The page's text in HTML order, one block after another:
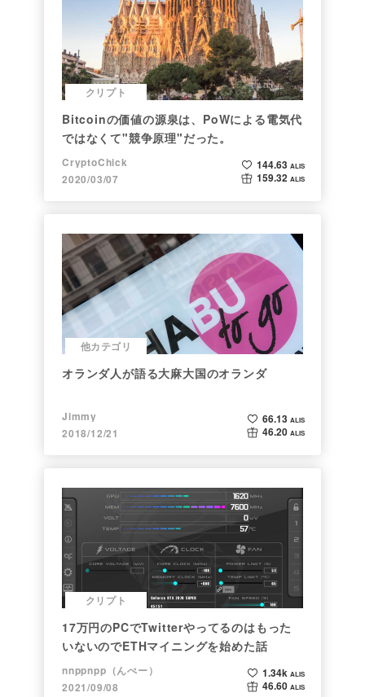
クリプト
Bitcoinの価値の源泉は、PoWによる電気代
ではなくて"競争原理"だった。
CryptoChick
2020/03/07
144.63 ALIS
159.32 ALIS
他カテゴリ
オランダ人が語る大麻大国のオランダ
Jimmy
2018/12/21
66.13 ALIS
46.20 ALIS
クリプト
17万円のPCでTwitterやってるのはもった
いないのでETHマイニングを始めた話
nnppnpp（んぺー）
2021/09/08
1.34k ALIS
46.60 ALIS